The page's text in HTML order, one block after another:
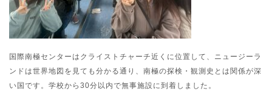
国際南極センターはクライストチャーチ近くに位置して、ニュージーラ
ンドは世界地図を見ても分かる通り、南極の探検・観測史とは関係が深
い国です。学校から30分以内で無事施設に到着しました。